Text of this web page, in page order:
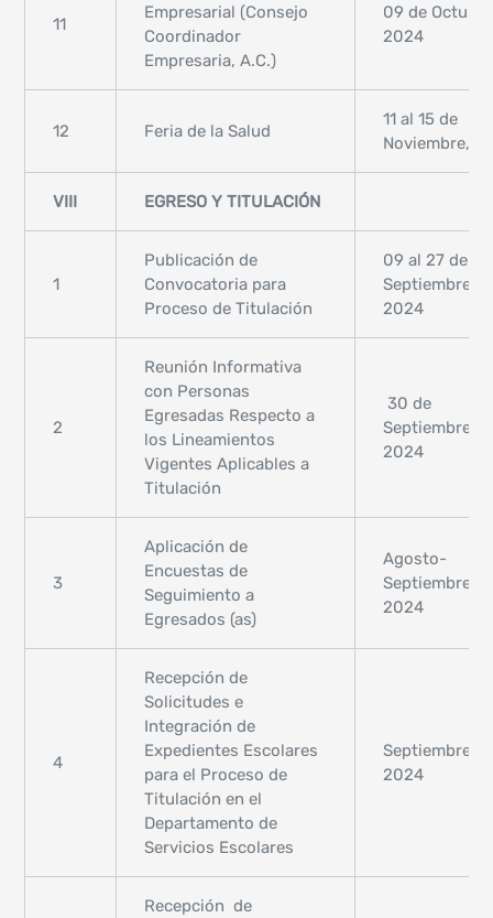
11
Empresarial (Consejo
Coordinador
Empresaria, A.C.)
09 de
2024
12 Feria de la Salud
11 al 15 de
Noviembre,
VIII EGRESO Y TITULACIÓN
1
Publicación de
Convocatoria para
Proceso de Titulación
09 al 27 de
Septiembre,
2024
2
Reunión Informativa
con Personas
Egresadas Respecto a
los Lineamientos
Vigentes Aplicables a
Titulación
30 de
Septiembre,
2024
3
Aplicación de
Encuestas de
Seguimiento a
Egresados (as)
Agosto-
Septiembre,
2024
4
Recepción de
Solicitudes e
Integración de
Expedientes Escolares
para el Proceso de
Titulación en el
Departamento de
Servicios Escolares
Septiembre,
2024
Recepción de